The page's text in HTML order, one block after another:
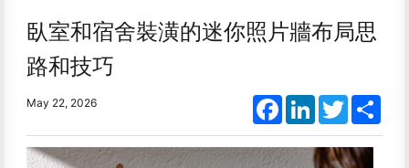
臥室和宿舍裝潢的迷你照片牆布局思
路和技巧
May 22, 2026 FacebookLinkedInTwitter